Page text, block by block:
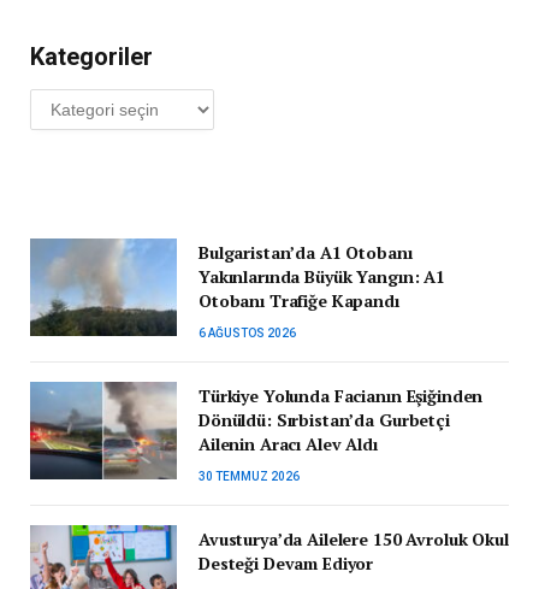
Kategoriler
Kategoriler
Bulgaristan’da A1 Otobanı
Yakınlarında Büyük Yangın: A1
Otobanı Trafiğe Kapandı
6 AĞUSTOS 2026
Türkiye Yolunda Facianın Eşiğinden
Dönüldü: Sırbistan’da Gurbetçi
Ailenin Aracı Alev Aldı
30 TEMMUZ 2026
Avusturya’da Ailelere 150 Avroluk Okul
Desteği Devam Ediyor